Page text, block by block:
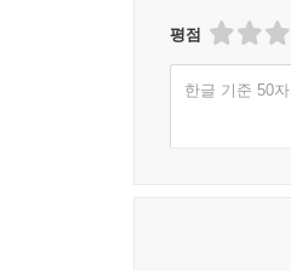
평점
한글 기준 50